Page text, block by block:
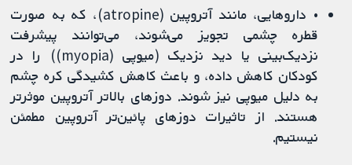
• داروهایی، مانند آتروپین (atropine)، که به صورت
قطره چشمی تجویز می‌شوند، می‌توانند پیشرفت
نزدیک‌بینی یا دید نزدیک (میوپی (myopia)) را در
کودکان کاهش داده، و باعث کاهش کشیدگی کره چشم
به دلیل میوپی نیز شوند. دوزهای بالاتر آتروپین موثرتر
هستند. از تاثیرات دوزهای پائین‌تر آتروپین مطمئن
نیستیم.